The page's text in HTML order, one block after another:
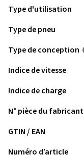
Type d'utilisation
Type de pneu
Type de conception
Indice de vitesse
Indice de charge
N° pièce du fabricant
GTIN / EAN
Numéro d’article